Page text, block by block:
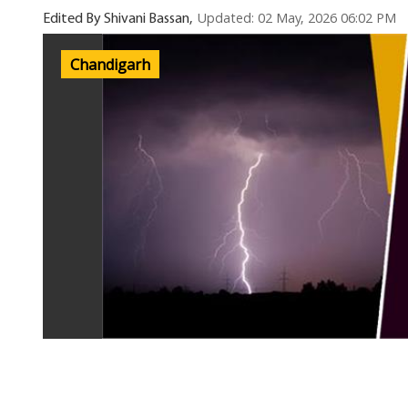
Edited By Shivani Bassan, Updated: 02 May, 2026 06:02 PM
Chandigarh